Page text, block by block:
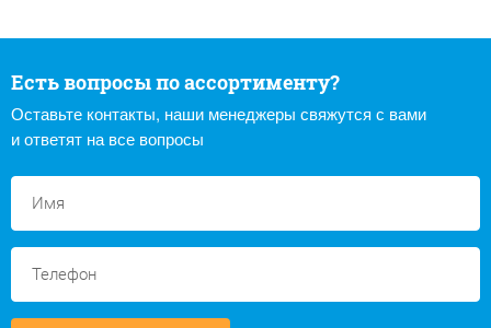
Есть вопросы по ассортименту?
Оставьте контакты, наши менеджеры свяжутся с вами
и ответят на все вопросы